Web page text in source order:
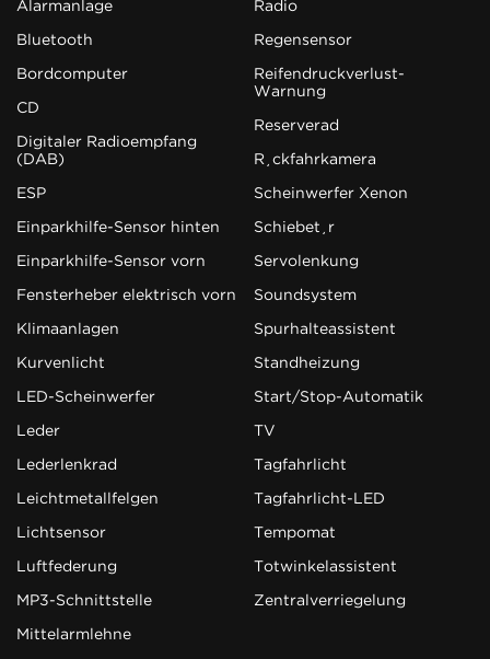
Alarmanlage
Bluetooth
Bordcomputer
CD
Digitaler Radioempfang
(DAB)
ESP
Einparkhilfe-Sensor hinten
Einparkhilfe-Sensor vorn
Fensterheber elektrisch vorn
Klimaanlagen
Kurvenlicht
LED-Scheinwerfer
Leder
Lederlenkrad
Leichtmetallfelgen
Lichtsensor
Luftfederung
MP3-Schnittstelle
Mittelarmlehne
Radio
Regensensor
Reifendruckverlust-
Warnung
Reserverad
Rückfahrkamera
Scheinwerfer Xenon
Schiebetür
Servolenkung
Soundsystem
Spurhalteassistent
Standheizung
Start/Stop-Automatik
TV
Tagfahrlicht
Tagfahrlicht-LED
Tempomat
Totwinkelassistent
Zentralverriegelung